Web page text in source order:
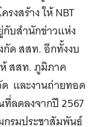
งสร้าง ให้ NBT
กับสำนักข่าวแห่ง
กัด สสท. อีกทั้งงบ
สสท. ภูมิภาค
และงานถ่ายทอด
ลดลงจากปี 2567
กรมประชาสัมพันธ์